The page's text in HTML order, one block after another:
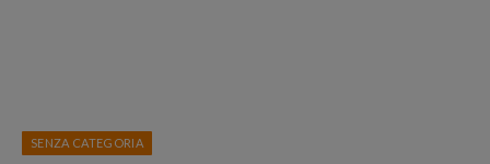
SENZA CATEGORIA